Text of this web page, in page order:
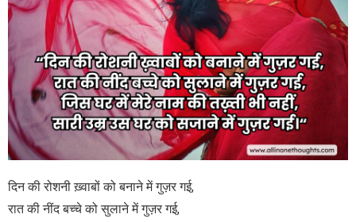
दिन की रोशनी ख़्वाबों को बनाने में गुज़र गई,
रात की नींद बच्चे को सुलाने में गुज़र गई,